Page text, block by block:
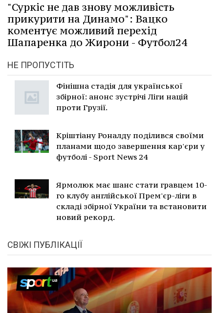
"Суркіс не дав знову можливість
прикурити на Динамо": Вацко
коментує можливий перехід
Шапаренка до Жирони - Футбол24
НЕ ПРОПУСТІТЬ
Фінішна стадія для української
збірної: анонс зустрічі Ліги націй
проти Грузії.
Кріштіану Роналду поділився своїми
планами щодо завершення кар'єри у
футболі - Sport News 24
Ярмолюк має шанс стати гравцем 10-
го клубу англійської Прем'єр-ліги в
складі збірної України та встановити
новий рекорд.
СВІЖІ ПУБЛІКАЦІЇ